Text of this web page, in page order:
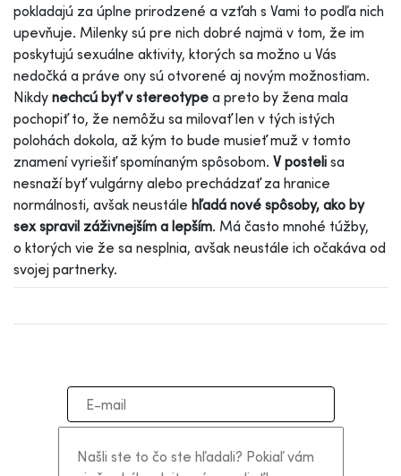
pokladajú za úplne prirodzené a vzťah s Vami to podľa nich
upevňuje. Milenky sú pre nich dobré najmä v tom, že im
poskytujú sexuálne aktivity, ktorých sa možno u Vás
nedočká a práve ony sú otvorené aj novým možnostiam.
Nikdy nechcú byť v stereotype a preto by žena mala
pochopiť to, že nemôžu sa milovať len v tých istých
polohách dokola, až kým to bude musieť muž v tomto
znamení vyriešiť spomínaným spôsobom. V posteli sa
nesnaží byť vulgárny alebo prechádzať za hranice
normálnosti, avšak neustále hľadá nové spôsoby, ako by
sex spravil záživnejším a lepším. Má často mnohé túžby,
o ktorých vie že sa nesplnia, avšak neustále ich očakáva od
svojej partnerky.